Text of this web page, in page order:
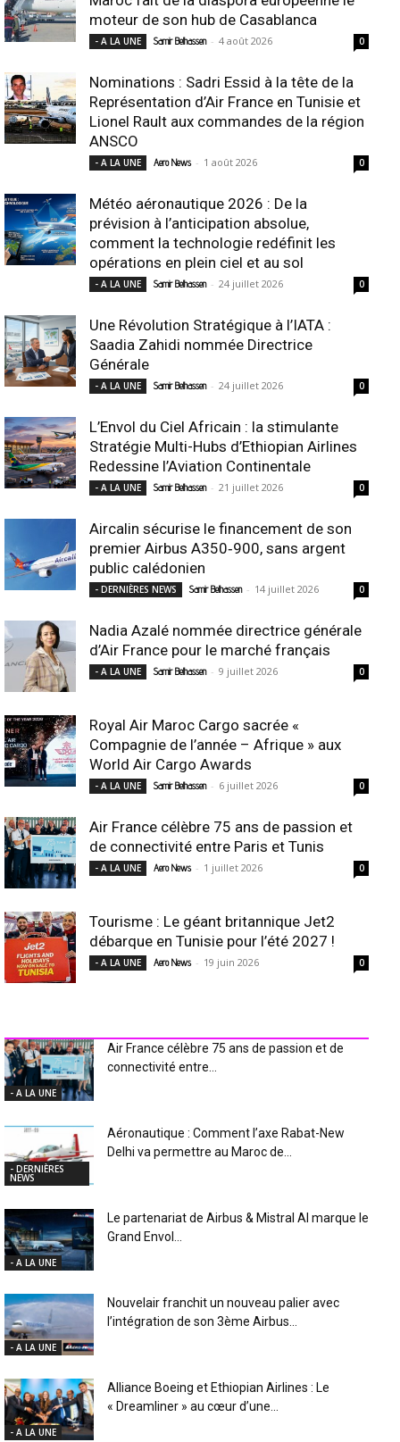
moteur de son hub de Casablanca
- A LA UNE Samir Belhassen - 4 août 2026 0
Nominations : Sadri Essid à la tête de la
Représentation d’Air France en Tunisie et
Lionel Rault aux commandes de la région
ANSCO
- A LA UNE Aero News - 1 août 2026 0
Météo aéronautique 2026 : De la
prévision à l’anticipation absolue,
comment la technologie redéfinit les
opérations en plein ciel et au sol
- A LA UNE Samir Belhassen - 24 juillet 2026 0
Une Révolution Stratégique à l’IATA :
Saadia Zahidi nommée Directrice
Générale
- A LA UNE Samir Belhassen - 24 juillet 2026 0
L’Envol du Ciel Africain : la stimulante
Stratégie Multi-Hubs d’Ethiopian Airlines
Redessine l’Aviation Continentale
- A LA UNE Samir Belhassen - 21 juillet 2026 0
Aircalin sécurise le financement de son
premier Airbus A350‑900, sans argent
public calédonien
- DERNIÈRES NEWS Samir Belhassen - 14 juillet 2026 0
Nadia Azalé nommée directrice générale
d’Air France pour le marché français
- A LA UNE Samir Belhassen - 9 juillet 2026 0
Royal Air Maroc Cargo sacrée «
Compagnie de l’année – Afrique » aux
World Air Cargo Awards
- A LA UNE Samir Belhassen - 6 juillet 2026 0
Air France célèbre 75 ans de passion et
de connectivité entre Paris et Tunis
- A LA UNE Aero News - 1 juillet 2026 0
Tourisme : Le géant britannique Jet2
débarque en Tunisie pour l’été 2027 !
- A LA UNE Aero News - 19 juin 2026 0
- A LA UNE
Air France célèbre 75 ans de passion et de
connectivité entre...
- DERNIÈRES
NEWS
Aéronautique : Comment l’axe Rabat-New
Delhi va permettre au Maroc de...
- A LA UNE
Le partenariat de Airbus & Mistral AI marque le
Grand Envol...
- A LA UNE
Nouvelair franchit un nouveau palier avec
l’intégration de son 3ème Airbus...
- A LA UNE
Alliance Boeing et Ethiopian Airlines : Le
« Dreamliner » au cœur d’une...